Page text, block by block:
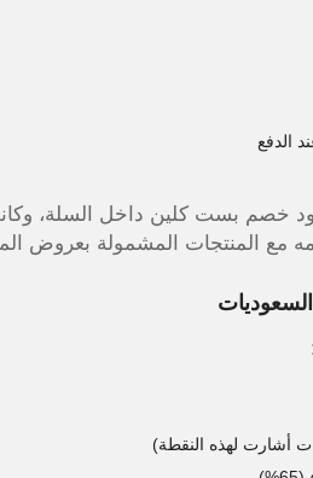
الدفع
خصم بست كلين داخل السلة،
مع المنتجات المشمولة بعروض